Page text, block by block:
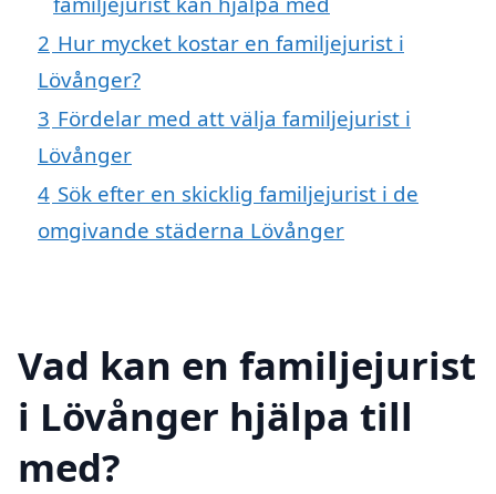
2 Hur mycket kostar en familjejurist i
Lövånger?
3 Fördelar med att välja familjejurist i
Lövånger
4 Sök efter en skicklig familjejurist i de
omgivande städerna Lövånger
Vad kan en familjejurist
i Lövånger hjälpa till
med?